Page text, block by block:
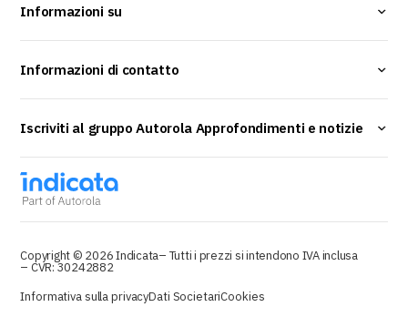
Informazioni su
Informazioni di contatto
Iscriviti al gruppo Autorola Approfondimenti e notizie
Copyright © 2026 Indicata– Tutti i prezzi si intendono IVA inclusa
– CVR: 30242882
Informativa sulla privacyDati SocietariCookies